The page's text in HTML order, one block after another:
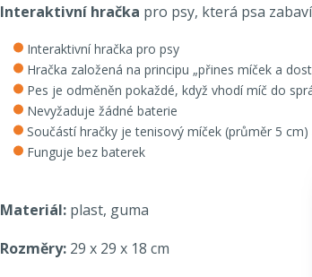
Interaktivní hračka pro psy, která psa
Interaktivní hračka pro psy
Hračka založená na principu „přines míček a
Pes je odměněn pokaždé, když vhodí míč do
Nevyžaduje žádné baterie
Součástí hračky je tenisový míček (průměr 5
Funguje bez baterek
Materiál: plast, guma
Rozměry: 29 x 29 x 18 cm